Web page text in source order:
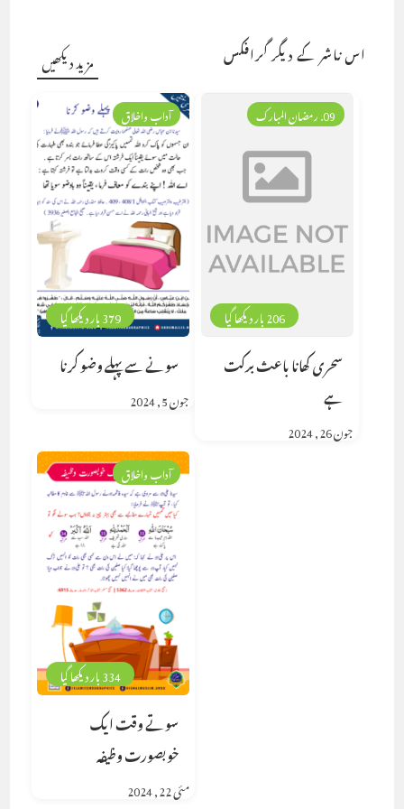
اس ناشر کے دیگر گرافکس مزید دیکھیں
379 بار دیکھا گیا
آداب واخلاق
سونے سے پہلے وضو کرنا
جون 5, 2024
206 بار دیکھا گیا
09. رمضان المبارک
سحری کھانا باعث برکت
ہے
جون 26, 2024
334 بار دیکھا گیا
آداب واخلاق
سوتے وقت ایک
خوبصورت وظیفہ
مئی 22, 2024